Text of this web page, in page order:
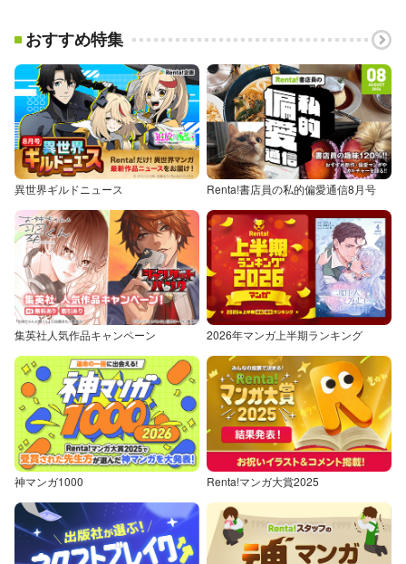
おすすめ特集
異世界ギルドニュース Renta!書店員の私的偏愛通信8月号
集英社人気作品キャンペーン 2026年マンガ上半期ランキング
神マンガ1000 Renta!マンガ大賞2025